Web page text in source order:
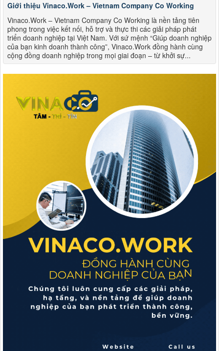
Giới thiệu Vinaco.Work – Vietnam Company Co Working
Vinaco.Work – Vietnam Company Co Working là nền tảng tiên
phong trong việc kết nối, hỗ trợ và thực thi các giải pháp phát
triển doanh nghiệp tại Việt Nam. Với sứ mệnh “Giúp doanh nghiệp
của bạn kinh doanh thành công”, Vinaco.Work đồng hành cùng
cộng đồng doanh nghiệp trong mọi giai đoạn – từ khởi sự...